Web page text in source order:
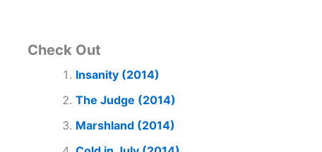
Check Out
Insanity (2014)
The Judge (2014)
Marshland (2014)